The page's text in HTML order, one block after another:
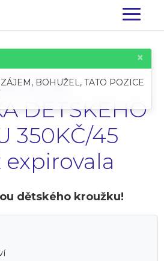
DĚTSKÉHO
350KČ/45
expirovala
dětského kroužku!
×
BOHUŽEL, TATO POZICE